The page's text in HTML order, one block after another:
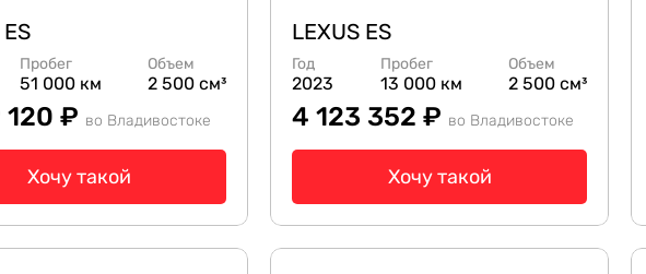
Пробег
51 000 км
Объем
2 500 см³
120 ₽ во Владивостоке
Хочу такой
LEXUS ES
Год
2023
Пробег
13 000 км
Объем
2 500 см³
4 123 352 ₽ во Владивостоке
Хочу такой